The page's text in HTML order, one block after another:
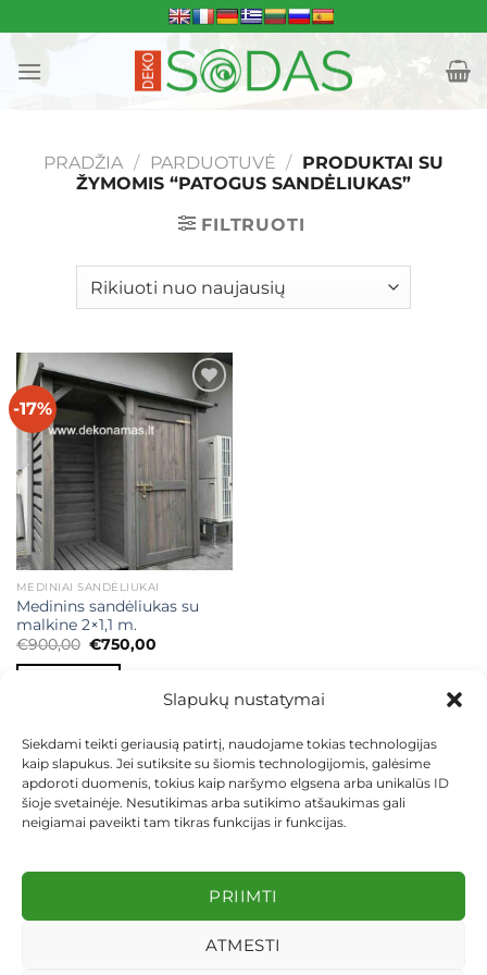
Slapukų nustatymai
Siekdami teikti geriausią patirtį, naudojame tokias technologijas
kaip slapukus. Jei sutiksite su šiomis technologijomis, galėsime
apdoroti duomenis, tokius kaip naršymo elgsena arba unikalūs ID
šioje svetainėje. Nesutikimas arba sutikimo atšaukimas gali
neigiamai paveikti tam tikras funkcijas ir funkcijas.
PRIIMTI
ATMESTI
to
content
PRADŽIA / PARDUOTUVĖ / PRODUKTAI SU
ŽYMOMIS “PATOGUS SANDĖLIUKAS”
FILTRUOTI
-17% Mėgstamiausias
MEDINIAI SANDĖLIUKAI
Medinins sandėliukas su
malkine 2×1,1 m.
€900,00 Original
was:
€750,00Current
KEITIMAS IR GRĄŽINIMAS
PRIVATUMO POLITIKA
Visos teisės saugomos 2026 ©dekosodas.lt